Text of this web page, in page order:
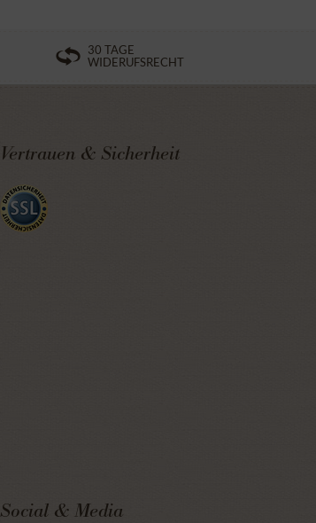
30 TAGE
WIDERUFSRECHT
Vertrauen & Sicherheit
Social & Media